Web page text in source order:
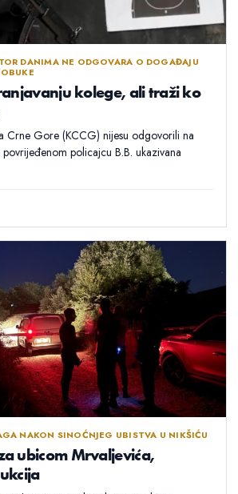
DANIMA NE ODGOVARA O DOGAĐAJU
kolege, ali traži ko
Crne Gore (KCCG) nijesu odgovorili na
policajcu B.B. ukazivana
NAKON SINOĆNJEG UBISTVA U NIKŠIĆU
ubicom Mrvaljevića,